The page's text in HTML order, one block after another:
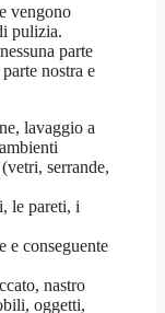
vengono
pulizia.
parte
nostra e
lavaggio a
serrande,
le pareti, i
e conseguente
nastro
oggetti,